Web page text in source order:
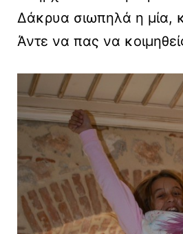
Δάκρυα σιωπηλά η μία,
Άντε να πας να